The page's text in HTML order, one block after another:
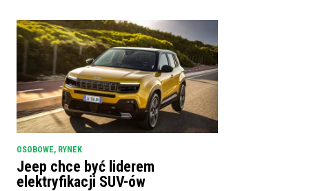
OSOBOWE, RYNEK
Jeep chce być liderem
elektryfikacji SUV-ów